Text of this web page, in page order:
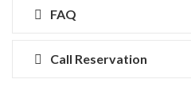
FAQ
Call Reservation